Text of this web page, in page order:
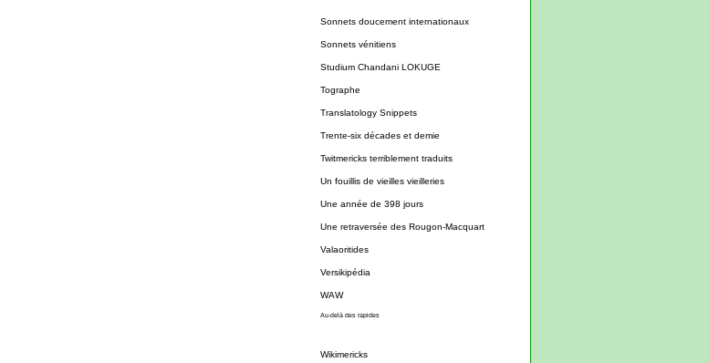
Sonnets doucement internationaux
Sonnets vénitiens
Studium Chandani LOKUGE
Tographe
Translatology Snippets
Trente-six décades et demie
Twitmericks terriblement traduits
Un fouillis de vieilles vieilleries
Une année de 398 jours
Une retraversée des Rougon-Macquart
Valaoritides
Versikipédia
WAW
Au-delà des rapides
Wikimericks